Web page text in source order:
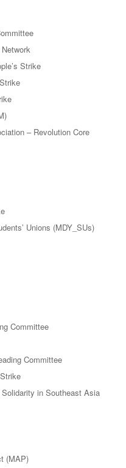
Strike
– Revolution Core
Unions (MDY_SUs)
Committee
Committee
in Southeast Asia
(MAP)